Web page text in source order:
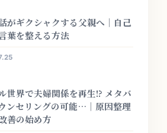
がギクシャクする父親へ｜自己
葉を整える方法
世界で夫婦関係を再生!? メタバ
ンセリングの可能…｜原因整理
善の始め方